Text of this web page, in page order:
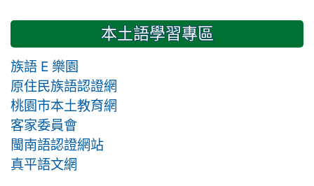
本土語學習專區
族語 E 樂園
原住民族語認證網
桃園市本土教育網
客家委員會
閩南語認證網站
真平語文網